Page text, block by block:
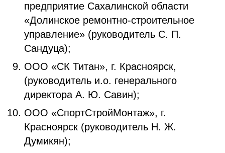
предприятие Сахалинской области
«Долинское ремонтно-строительное
управление» (руководитель С. П.
Сандуца);
ООО «СК Титан», г. Красноярск,
(руководитель и.о. генерального
директора А. Ю. Савин);
ООО «СпортСтройМонтаж», г.
Красноярск (руководитель Н. Ж.
Думикян);